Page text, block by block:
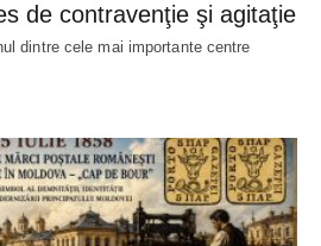
de contravenţie şi agitaţie
dintre cele mai importante centre